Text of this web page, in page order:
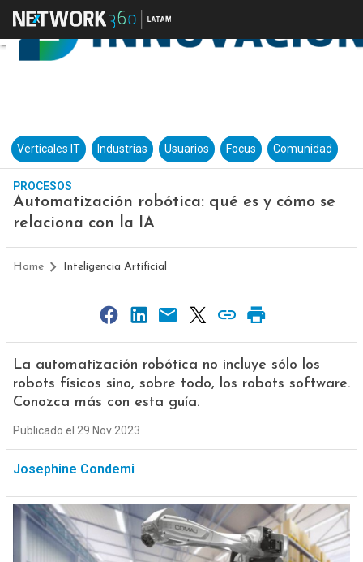
Verticales IT Industrias Usuarios Focus Comunidad
PROCESOS
Automatización robótica: qué es y cómo se
relaciona con la IA
Home Inteligencia Artificial
La automatización robótica no incluye sólo los
robots físicos sino, sobre todo, los robots software.
Conozca más con esta guía.
Publicado el 29 Nov 2023
Josephine Condemi